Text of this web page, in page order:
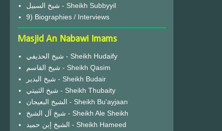
شيخ السبيل - Sheikh Subbyyil
9) Biographies / Interviews
Masjid An Nabawi Imams
شيخ الحذيفي - Sheikh Hudaify
شيخ القاسم - Sheikh Qasim
شيخ البدير - Sheikh Budair
شيخ الثبيتي - Sheikh Thubaity
الشيخ البعيجان - Sheikh Bu'ayjaan
شيخ آل الشيخ - Sheikh Ale Sheikh
الشيخ إبن حميد - Sheikh Hameed